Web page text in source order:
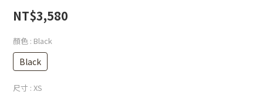
NT$3,580
顏色 : Black
Black
尺寸 : XS